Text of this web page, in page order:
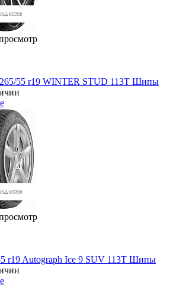
265/55 r19 WINTER STUD 113T Шипы
r19 Autograph Ice 9 SUV 113T Шипы